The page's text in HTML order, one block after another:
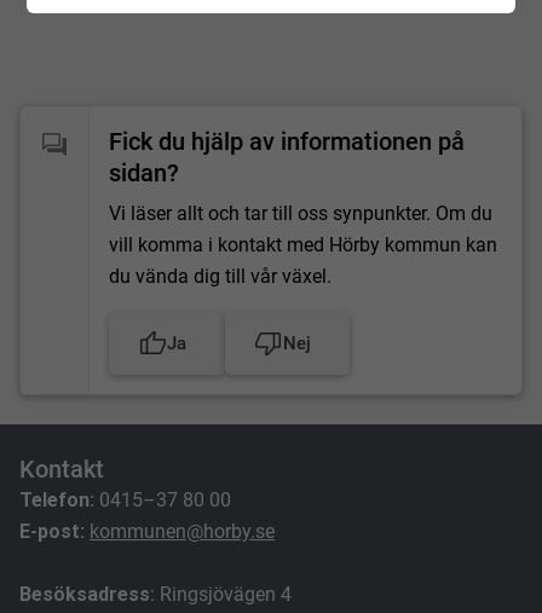
Fick du hjälp av informationen på
sidan?
Vi läser allt och tar till oss synpunkter. Om du
vill komma i kontakt med Hörby kommun kan
du vända dig till vår växel.
Ja Nej
Kontakt
Telefon: 0415–37 80 00
E-post: kommunen@horby.se
Besöksadress: Ringsjövägen 4